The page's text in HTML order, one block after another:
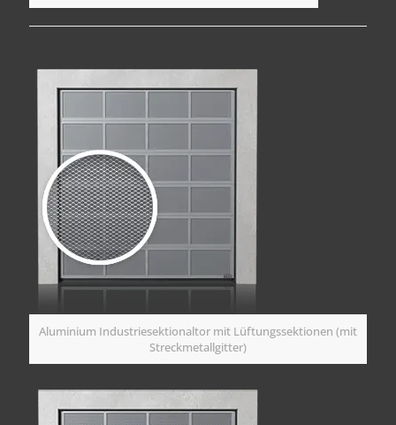
Aluminium Industriesektionaltor mit Lüftungssektionen (mit
Streckmetallgitter)